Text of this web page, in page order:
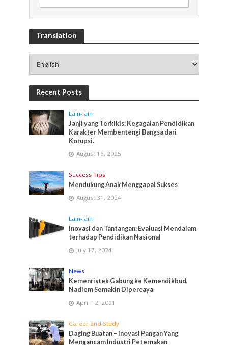
Translation
Recent Posts
Lain-lain
Janji yang Terkikis: Kegagalan Pendidikan
Karakter Membentengi Bangsa dari
Korupsi.
August 16, 2025
Success Tips
Mendukung Anak Menggapai Sukses
August 31, 2024
Lain-lain
Inovasi dan Tantangan: Evaluasi Mendalam
terhadap Pendidikan Nasional
July 17, 2024
News
Kemenristek Gabung ke Kemendikbud,
Nadiem Semakin Dipercaya
April 12, 2021
Career and Study
Daging Buatan – Inovasi Pangan Yang
Mengancam Industri Peternakan